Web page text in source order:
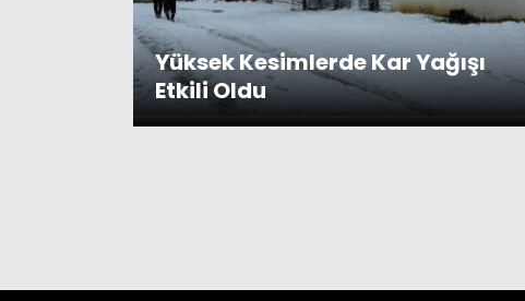
Yüksek Kesimlerde Kar Yağışı
Etkili Oldu